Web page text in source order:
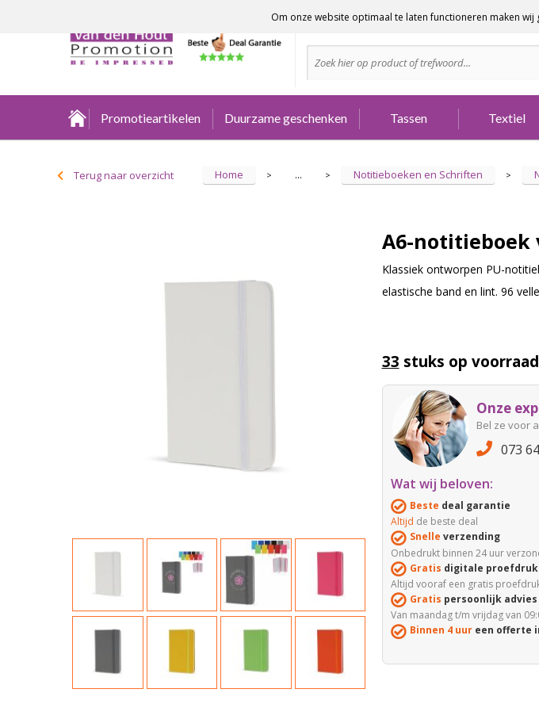
Advies nodig?
Promotieartikelen Duurzame geschenken Tassen Textiel
Terug naar overzicht Home > ... > Notitieboeken en Schriften >
A6-notitieboek
Klassiek ontworpen PU-
elastische band en lint. 96
33 stuks op voorraad
Onze
Bel ze voor
073
Wat wij beloven:
Beste deal garantie
Altijd de beste deal
Snelle verzending
Onbedrukt binnen 24 uur
Gratis digitale proefdruk
Altijd vooraf een gratis
Gratis persoonlijk advies
Van maandag t/m vrijdag van
Binnen 4 uureen offerte
Om onze website optimaal te laten functioneren maken wij